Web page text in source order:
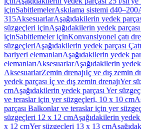
içinSabitlemelerAskılama sistemi d40–200
315AksesuarlarAşağıdakilerin yedek
süzgeçleri içinAşağıdakilerin yedek
içinSabitlemeler içinKonvansiyonel çatı
süzgeçleriAşağıdakilerin yedek parçası
bariyeri elemanlarıAşağıdakilerin yedek
elemanlarıAksesuarlarAşağıdakilerin yedek
AksesuarlarZemin drenajıİç ve dış zemin
yedek parçası İç ve dış zemin drenajıYer
cmAşağıdakilerin yedek parçası Yer
ve teraslar için yer süzgeçleri, 10 x 10 cm
parçası Balkonlar ve teraslar için yer
süzgeçleri 12 x 12 cmAşağıdakilerin
x 12 cmYer süzgeçleri 13 x 13 cm